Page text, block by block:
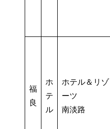
福
良
ホ
テ
ル
ホテル＆リゾ
ーツ
南淡路